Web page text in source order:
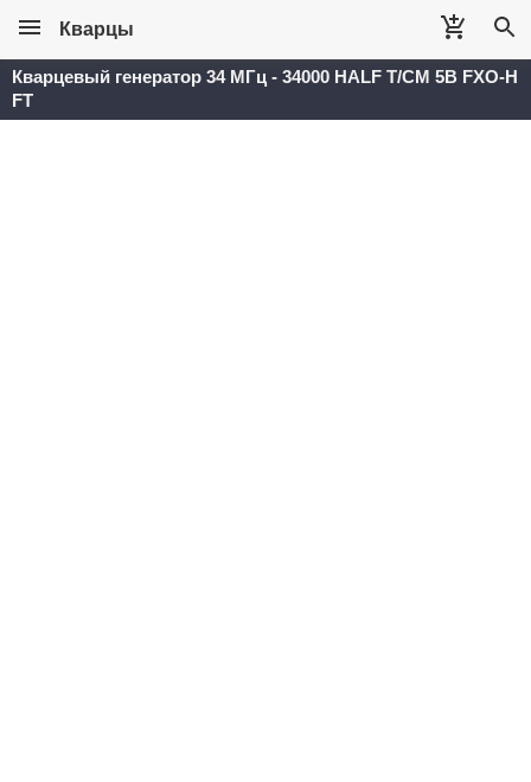
Кварцы
Кварцевый генератор 34 МГц - 34000 HALF T/CM 5В FXO-H
FT